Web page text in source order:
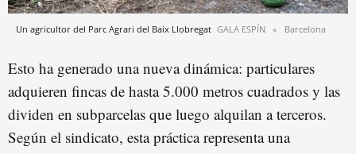
Un agricultor del Parc Agrari del Baix Llobregat GALA ESPÍN Barcelona
Esto ha generado una nueva dinámica: particulares
adquieren fincas de hasta 5.000 metros cuadrados y las
dividen en subparcelas que luego alquilan a terceros.
Según el sindicato, esta práctica representa una